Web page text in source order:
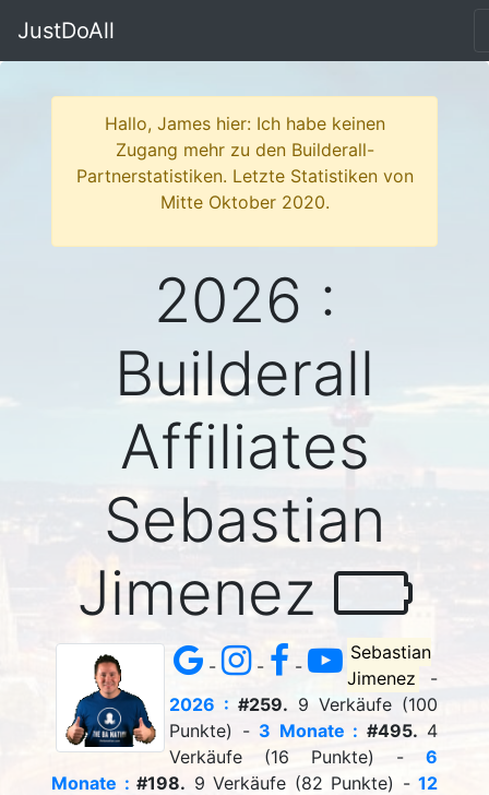
JustDoAll
Hallo, James hier: Ich habe keinen
Zugang mehr zu den Builderall-
Partnerstatistiken. Letzte Statistiken von
Mitte Oktober 2020.
2026 :
Builderall
Affiliates
Sebastian
Jimenez
- - -
Sebastian
Jimenez
-
2026 : #259. 9 Verkäufe (100
Punkte) - 3 Monate : #495. 4
Verkäufe (16 Punkte) - 6
Monate : #198. 9 Verkäufe (82 Punkte) - 12